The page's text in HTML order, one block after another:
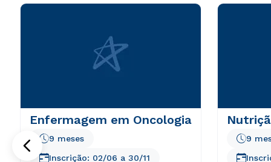
Enfermagem em Oncologia
9 meses
Inscrição: 02/06 a 30/11
9